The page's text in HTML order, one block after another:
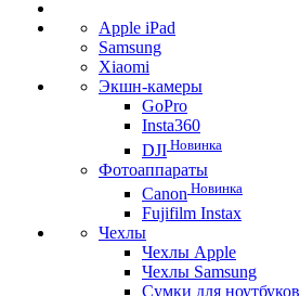
Apple iPad
Samsung
Xiaomi
Экшн-камеры
GoPro
Insta360
DJI Новинка
Фотоаппараты
Canon Новинка
Fujifilm Instax
Чехлы
Чехлы Apple
Чехлы Samsung
Сумки для ноутбуков